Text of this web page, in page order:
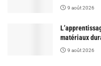
9 août 2026
matériaux
9 août 2026